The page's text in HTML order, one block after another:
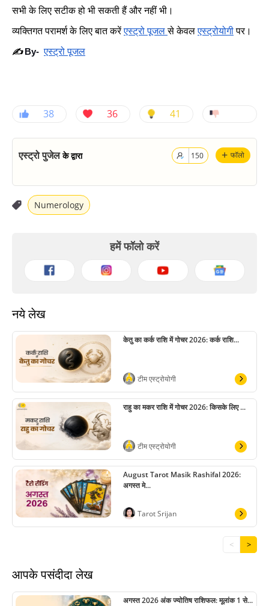
सभी के लिए सटीक हो भी सकती हैं और नहीं भी।
व्यक्तिगत परामर्श के लिए बात करेंएस्ट्रो पूजलसे केवलएस्ट्रोयोगीपर।
✍️ By- एस्ट्रो पूजल
38 36 41
+ फॉलो
150
एस्ट्रो पुजेलके द्वारा
Numerology
हमें फॉलो करें
नये लेख
केतु का कर्क राशि में गोचर 2026: कर्क राशि...
टीम एस्ट्रोयोगी
राहु का मकर राशि में गोचर 2026: किसके लिए ...
टीम एस्ट्रोयोगी
August Tarot Masik Rashifal 2026:
अगस्त मे...
Tarot Srijan
< >
आपके पसंदीदा लेख
अगस्त 2026 अंक ज्योतिष राशिफल: मूलांक 1 से...